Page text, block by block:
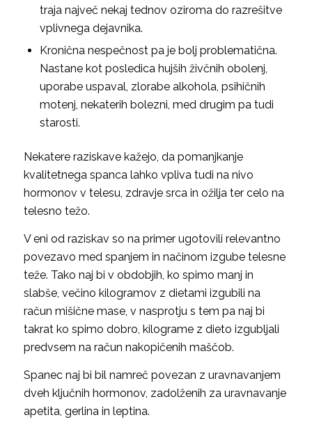
traja največ nekaj tednov oziroma do razrešitve
vplivnega dejavnika.
Kronična nespečnost pa je bolj problematična.
Nastane kot posledica hujših živčnih obolenj,
uporabe uspaval, zlorabe alkohola, psihičnih
motenj, nekaterih bolezni, med drugim pa tudi
starosti.
Nekatere raziskave kažejo, da pomanjkanje
kvalitetnega spanca lahko vpliva tudi na nivo
hormonov v telesu, zdravje srca in ožilja ter celo na
telesno težo.
V eni od raziskav so na primer ugotovili relevantno
povezavo med spanjem in načinom izgube telesne
teže. Tako naj bi v obdobjih, ko spimo manj in
slabše, večino kilogramov z dietami izgubili na
račun mišične mase, v nasprotju s tem pa naj bi
takrat ko spimo dobro, kilograme z dieto izgubljali
predvsem na račun nakopičenih maščob.
Spanec naj bi bil namreč povezan z uravnavanjem
dveh ključnih hormonov, zadolženih za uravnavanje
apetita, gerlina in leptina.